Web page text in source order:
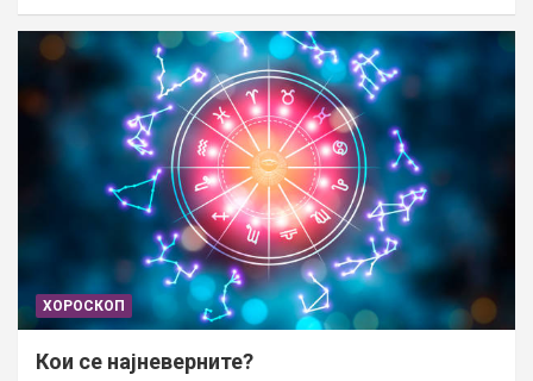
ХОРОСКОП
Кои се најневерните?